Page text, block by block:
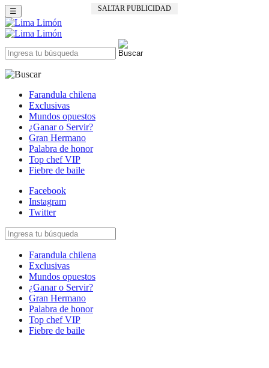
SALTAR PUBLICIDAD
☰
Farandula chilena
Exclusivas
Mundos opuestos
¿Ganar o Servir?
Gran Hermano
Palabra de honor
Top chef VIP
Fiebre de baile
Facebook
Instagram
Twitter
Farandula chilena
Exclusivas
Mundos opuestos
¿Ganar o Servir?
Gran Hermano
Palabra de honor
Top chef VIP
Fiebre de baile